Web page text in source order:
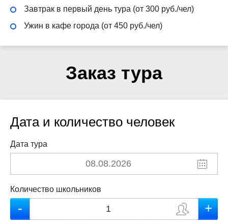
Завтрак в первый день тура (от 300 руб./чел)
Ужин в кафе города (от 450 руб./чел)
Заказ тура
Дата и количество человек
Дата тура
Количество школьников